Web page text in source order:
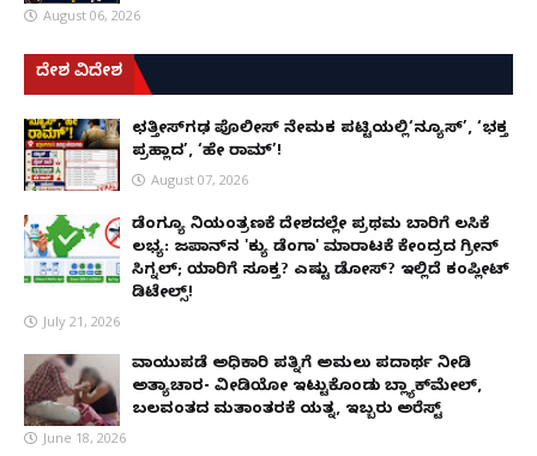
August 06, 2026
ದೇಶ ವಿದೇಶ
ಛತ್ತೀಸ್‌ಗಢ ಪೊಲೀಸ್ ನೇಮಕ ಪಟ್ಟಿಯಲ್ಲಿ‘ನ್ಯೂಸ್’, ‘ಭಕ್ತ
ಪ್ರಹ್ಲಾದ’, ‘ಹೇ ರಾಮ್’!
August 07, 2026
ಡೆಂಗ್ಯೂ ನಿಯಂತ್ರಣಕ್ಕೆ ದೇಶದಲ್ಲೇ ಪ್ರಥಮ ಬಾರಿಗೆ ಲಸಿಕೆ
ಲಭ್ಯ: ಜಪಾನ್‌ನ 'ಕ್ಯು ಡೆಂಗಾ' ಮಾರಾಟಕ್ಕೆ ಕೇಂದ್ರದ ಗ್ರೀನ್
ಸಿಗ್ನಲ್; ಯಾರಿಗೆ ಸೂಕ್ತ? ಎಷ್ಟು ಡೋಸ್? ಇಲ್ಲಿದೆ ಕಂಪ್ಲೀಟ್
ಡಿಟೇಲ್ಸ್!
July 21, 2026
ವಾಯುಪಡೆ ಅಧಿಕಾರಿ ಪತ್ನಿಗೆ ಅಮಲು ಪದಾರ್ಥ ನೀಡಿ
ಅತ್ಯಾಚಾರ- ವೀಡಿಯೋ ಇಟ್ಟುಕೊಂಡು ಬ್ಲ್ಯಾಕ್‌ಮೇಲ್,
ಬಲವಂತದ ಮತಾಂತರಕ್ಕೆ ಯತ್ನ, ಇಬ್ಬರು ಅರೆಸ್ಟ್
June 18, 2026